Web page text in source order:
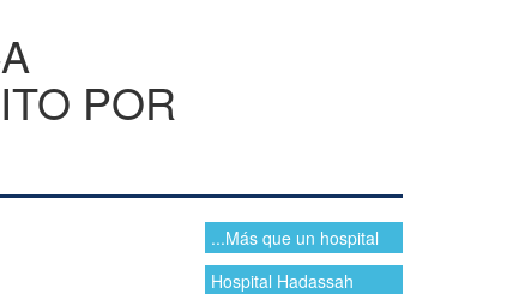
POR
...Más que un hospital
Hospital Hadassah